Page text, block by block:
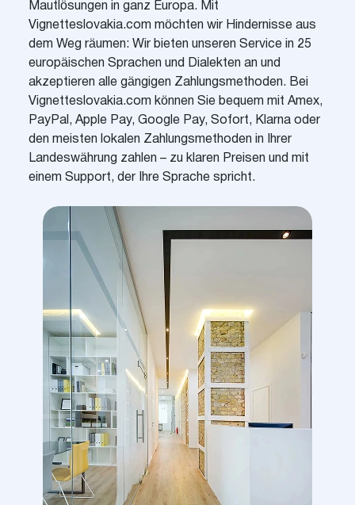
Mautlösungen in ganz Europa. Mit
Vignetteslovakia.com möchten wir Hindernisse aus
dem Weg räumen: Wir bieten unseren Service in 25
europäischen Sprachen und Dialekten an und
akzeptieren alle gängigen Zahlungsmethoden. Bei
Vignetteslovakia.com können Sie bequem mit Amex,
PayPal, Apple Pay, Google Pay, Sofort, Klarna oder
den meisten lokalen Zahlungsmethoden in Ihrer
Landeswährung zahlen – zu klaren Preisen und mit
einem Support, der Ihre Sprache spricht.